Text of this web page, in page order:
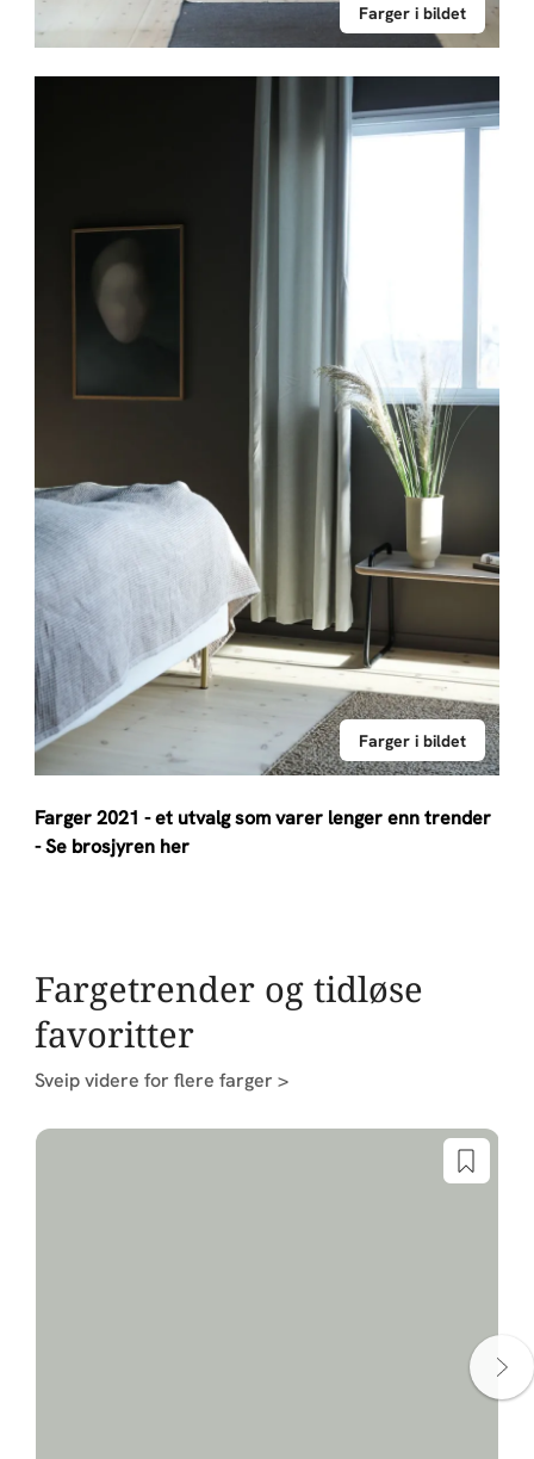
Farger i bildet
Farger i bildet
Farger 2021 - et utvalg som varer lenger enn trender
- Se brosjyren her
Fargetrender og tidløse
favoritter
Sveip videre for flere farger >